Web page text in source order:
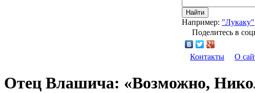
Найти
Например: "Лукаку"
Поделитесь в
Контакты О
Отец Влашича: «Возможно,